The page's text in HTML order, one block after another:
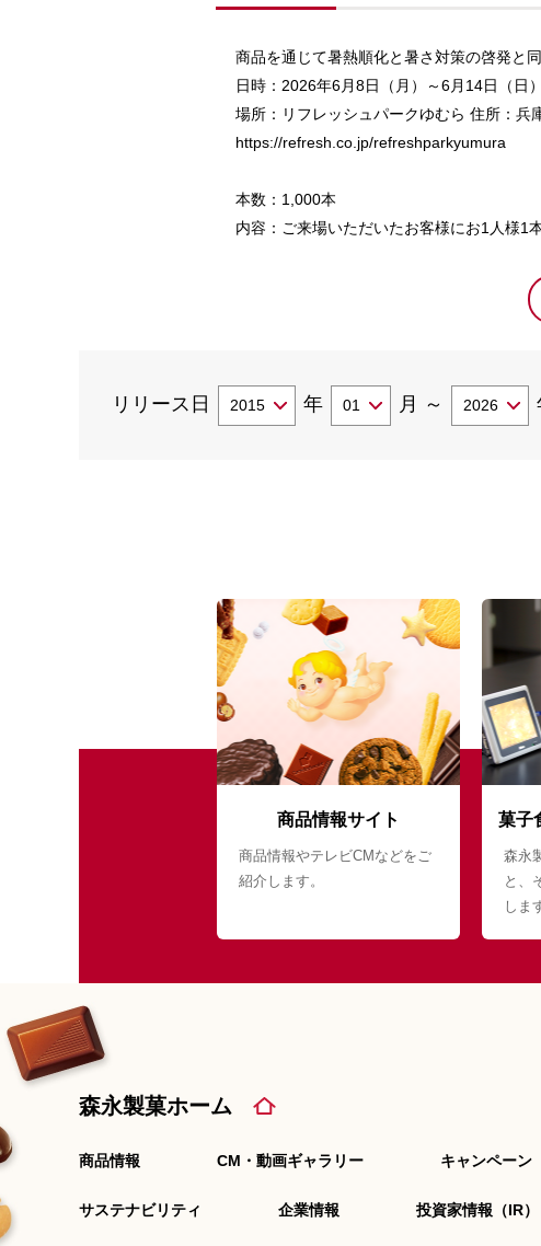
商品を通じて暑熱順化と暑さ対策の啓発と
日時：2026年6月8日（月）～6月14日（日）
場所：リフレッシュパークゆむら 住所：
https://refresh.co.jp/refreshparkyumura
本数：1,000本
内容：ご来場いただいたお客様にお1人様1
リリース日 年 月 ～
商品情報サイト
商品情報やテレビCMなどをご
紹介します。
菓子
森永
と、
しま
森永製菓ホーム
商品情報 CM・動画ギャラリー キャンペーン
サステナビリティ 企業情報 投資家情報（IR）